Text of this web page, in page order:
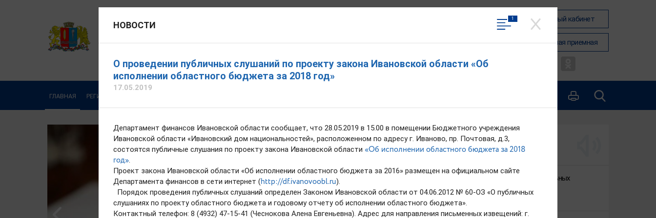
Вход в личный кабинет
Общественная приемная
ГЛАВНАЯ РЕГИОНАЛЬНЫЕ ФИНАНСЫ
АКТУАЛЬНО
Реализация национальных
24.02.2026
Яковлева Любовь Васильевна
Написать обращение
НОВОСТИ
1
О проведении публичных слушаний по проекту закона Ивановской области «Об
исполнении областного бюджета за 2018 год»
17.05.2019
Департамент финансов Ивановской области сообщает, что 28.05.2019 в 15.00 в помещении Бюджетного учреждения
Ивановской области «Ивановский дом национальностей», расположенном по адресу г. Иваново, пр. Почтовая, д.3,
состоятся публичные слушания по проекту закона Ивановской области «Об исполнении областного бюджета за 2018
год».
Проект закона Ивановской области «Об исполнении областного бюджета за 2016» размещен на официальном сайте
Департамента финансов в сети интернет (http://df.ivanovoobl.ru).
Порядок проведения публичных слушаний определен Законом Ивановской области от 04.06.2012 № 60-ОЗ «О публичных
слушаниях по проекту областного бюджета и годовому отчету об исполнении областного бюджета».
Контактный телефон: 8 (4932) 47-15-41 (Чеснокова Алена Евгеньевна). Адрес для направления письменных извещений: г.